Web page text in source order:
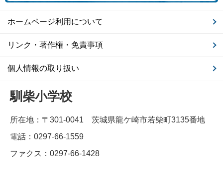
ホームページ利用について
リンク・著作権・免責事項
個人情報の取り扱い
馴柴小学校
所在地：〒301-0041 茨城県龍ケ崎市若柴町3135番地
電話：0297-66-1559
ファクス：0297-66-1428